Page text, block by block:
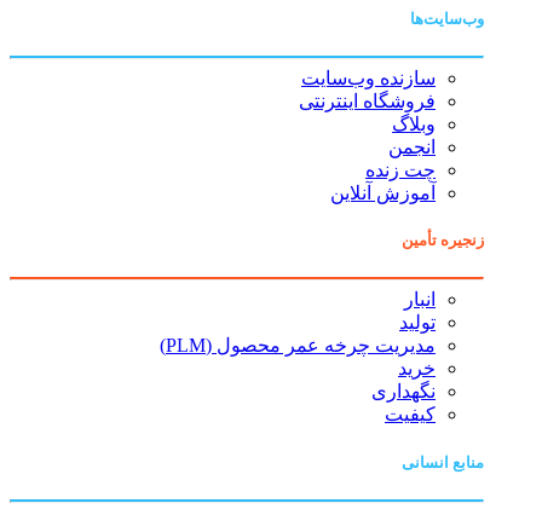
وب‌سایت‌ها
سازنده وب‌سایت
فروشگاه اینترنتی
وبلاگ
انجمن
چت زنده
آموزش آنلاین
زنجیره تأمین
انبار
تولید
مدیریت چرخه عمر محصول (PLM)
خرید
نگهداری
کیفیت
منابع انسانی